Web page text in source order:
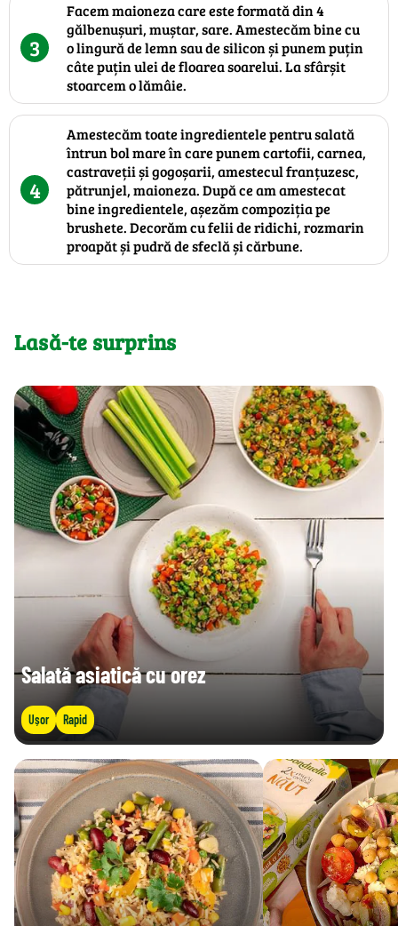
3
Facem maioneza care este formată din 4
gălbenușuri, muștar, sare. Amestecăm bine cu
o lingură de lemn sau de silicon și punem puțin
câte puțin ulei de floarea soarelui. La sfârșit
stoarcem o lămâie.
4
Amestecăm toate ingredientele pentru salată
întrun bol mare în care punem cartofii, carnea,
castraveții și gogoșarii, amestecul franțuzesc,
pătrunjel, maioneza. După ce am amestecat
bine ingredientele, așezăm compoziția pe
brushete. Decorăm cu felii de ridichi, rozmarin
proapăt și pudră de sfeclă și cărbune.
Lasă-te surprins
Salată asiatică cu orez
Ușor Rapid